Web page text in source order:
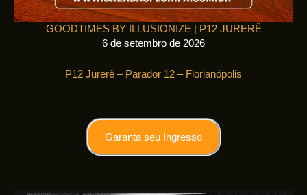
GOODTIMES BY ILLUSIONIZE | P12 JURERÊ
6 de setembro de 2026
P12 Jurerê – Parador 12 – Florianópolis
Garanta seu Ingresso